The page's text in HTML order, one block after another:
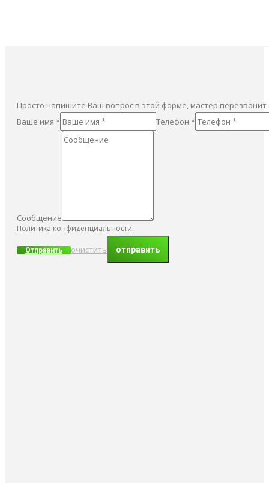
Просто напишите Ваш вопрос в этой форме, мастер
Ваше имя *
Телефон *
Сообщение
Политика конфиденциальности
Отправить очистить